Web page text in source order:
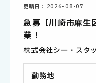
更新日 2026-08-07
急募【川崎市麻生
業！
株式会社シー・スタ
勤務地